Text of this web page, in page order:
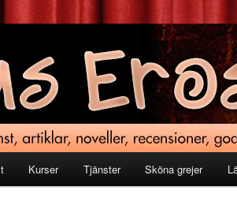
Kurser Tjänster Sköna grejer